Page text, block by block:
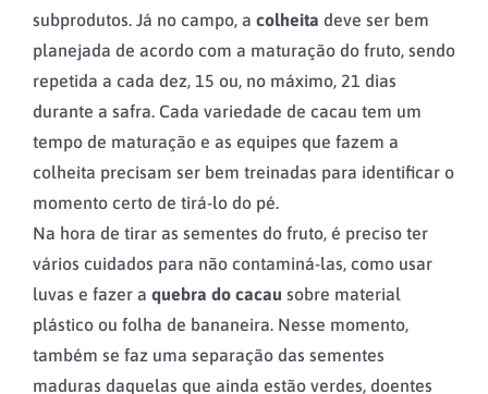
subprodutos. Já no campo, a colheita deve ser bem
planejada de acordo com a maturação do fruto, sendo
repetida a cada dez, 15 ou, no máximo, 21 dias
durante a safra. Cada variedade de cacau tem um
tempo de maturação e as equipes que fazem a
colheita precisam ser bem treinadas para identificar o
momento certo de tirá-lo do pé.
Na hora de tirar as sementes do fruto, é preciso ter
vários cuidados para não contaminá-las, como usar
luvas e fazer a quebra do cacau sobre material
plástico ou folha de bananeira. Nesse momento,
também se faz uma separação das sementes
maduras daquelas que ainda estão verdes, doentes